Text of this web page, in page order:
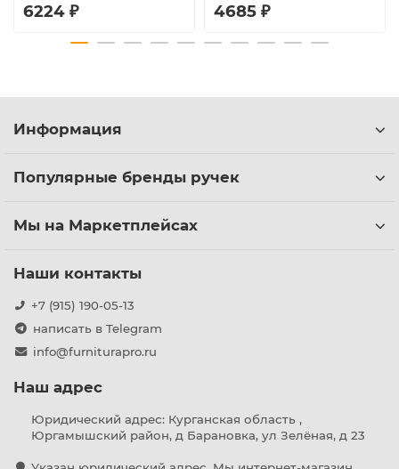
6224 ₽ 4685 ₽
Информация
Популярные бренды ручек
Мы на Маркетплейсах
Наши контакты
+7 (915) 190-05-13
написать в Telegram
info@furniturapro.ru
Наш адрес
Юридический адрес: Курганская область ,
Юргамышский район, д Барановка, ул Зелёная, д 23